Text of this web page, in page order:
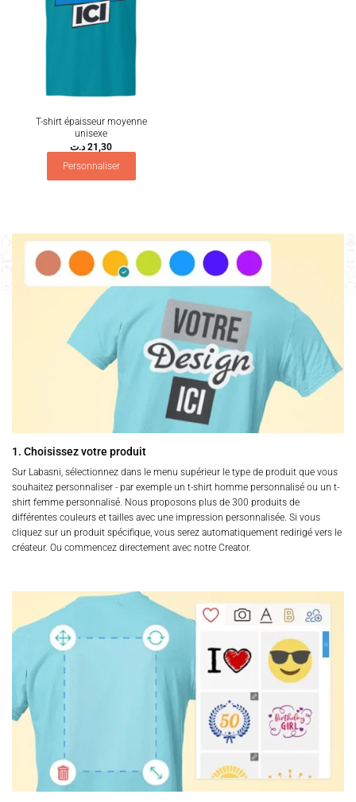
T-shirt épaisseur moyenne
unisexe
21,30 د.ت
Personnaliser
1. Choisissez votre produit
Sur Labasni, sélectionnez dans le menu supérieur le type de produit que vous
souhaitez personnaliser - par exemple un t-shirt homme personnalisé ou un t-
shirt femme personnalisé. Nous proposons plus de 300 produits de
différentes couleurs et tailles avec une impression personnalisée. Si vous
cliquez sur un produit spécifique, vous serez automatiquement redirigé vers le
créateur. Ou commencez directement avec notre Creator.